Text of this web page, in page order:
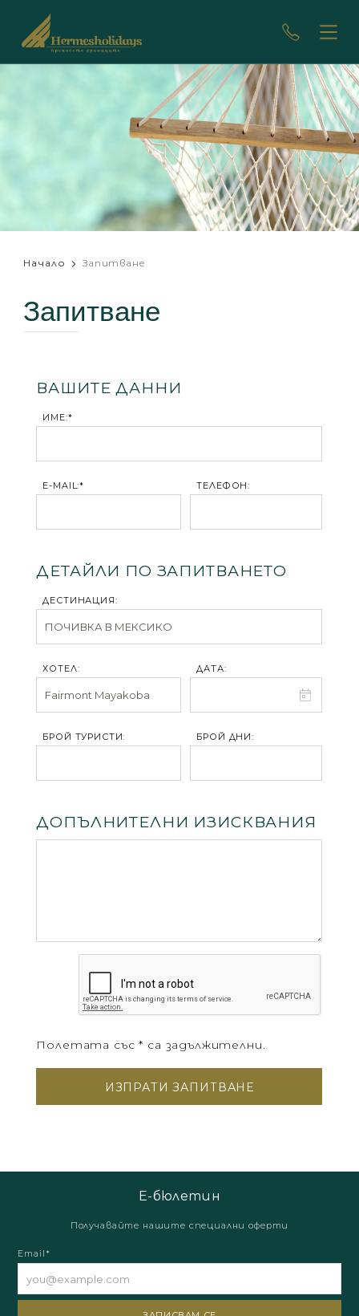
Начало Запитване
Запитване
ВАШИТЕ ДАННИ
ИМЕ:*
E-MAIL:* ТЕЛЕФОН:
ДЕТАЙЛИ ПО ЗАПИТВАНЕТО
ДЕСТИНАЦИЯ:
ХОТЕЛ: ДАТА:
БРОЙ ТУРИСТИ: БРОЙ ДНИ:
ДОПЪЛНИТЕЛНИ ИЗИСКВАНИЯ
Полетата със * са задължителни.
Е-бюлетин
Получавайте нашите специални оферти
Email*